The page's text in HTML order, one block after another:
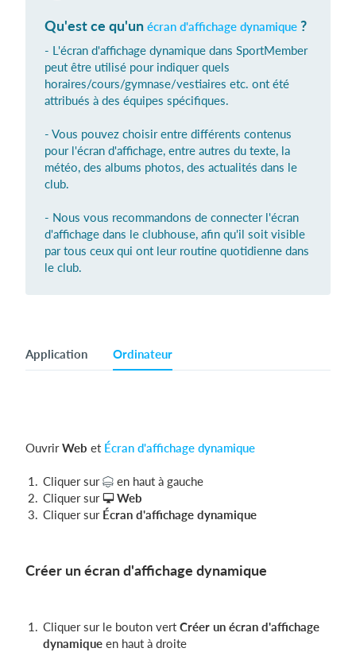
Français
Se connecter
Qu'est ce qu'un écran d'affichage dynamique ?
- L'écran d'affichage dynamique dans SportMember
peut être utilisé pour indiquer quels
horaires/cours/gymnase/vestiaires etc. ont été
attribués à des équipes spécifiques.
- Vous pouvez choisir entre différents contenus
pour l'écran d'affichage, entre autres du texte, la
météo, des albums photos, des actualités dans le
club.
- Nous vous recommandons de connecter l'écran
d'affichage dans le clubhouse, afin qu'il soit visible
par tous ceux qui ont leur routine quotidienne dans
le club.
Application Ordinateur
OuvrirWeb et Écran d'affichage dynamique
Cliquer sur
en haut à gauche
Cliquer sur
Web
Cliquer sur Écran d'affichage dynamique
Créer un écran d'affichage dynamique
Cliquer sur le bouton vert Créer un écran d'affichage
dynamique en haut à droite